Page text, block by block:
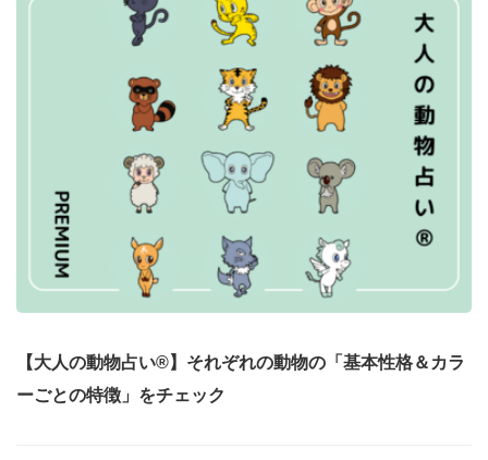
【大人の動物占い®】それぞれの動物の「基本性格＆カラ
ーごとの特徴」をチェック